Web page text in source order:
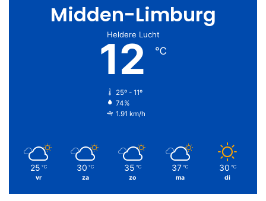
Midden-Limburg
Heldere Lucht
12 ℃
25º - 11º
74%
1.91 km/h
25 ℃
vr
30 ℃
za
35 ℃
zo
37 ℃
ma
30 ℃
di